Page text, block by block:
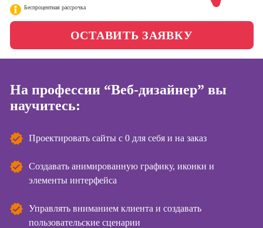
Школа медиа
Специалист по
Курсы
Курсы по
продвижение
Беспроцентная рассрочка
ОСТАВИТЬ ЗАЯВКУ
На профессии “Веб-дизайнер” вы
научитесь:
Проектировать сайты с 0 для себя и на заказ
Создавать анимированную графику, иконки и
элементы интерфейса
Управлять вниманием клиента и создавать
пользовательские сценарии